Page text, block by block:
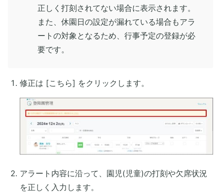
正しく打刻されてない場合に表示されます。
また、休園日の設定が漏れている場合もアラ
ートの対象となるため、行事予定の登録が必
要です。
修正は [こちら] をクリックします。
アラート内容に沿って、園児(児童)の打刻や欠席状況
を正しく入力します。